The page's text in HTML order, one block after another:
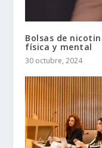
Bolsas de
física y mental
30 octubre, 2024